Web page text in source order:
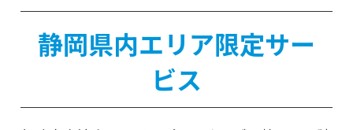
静岡県内エリア限定サー
ビス